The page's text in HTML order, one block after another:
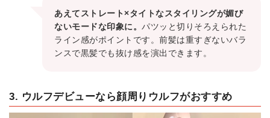
あえてストレート×タイトなスタイリングが媚び
ないモードな印象に。 パツッと切りそろえられた
ライン感がポイントです。前髪は重すぎないバラ
ンスで黒髪でも抜け感を演出できます。
3. ウルフデビューなら顔周りウルフがおすすめ